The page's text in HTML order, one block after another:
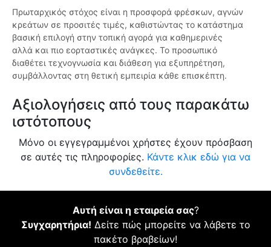
Πρωταρχικός στόχος είναι η προσφορά φρέσκων, αγνών
κρεάτων σε προσιτές τιμές, καθιστώντας το κατάστημα
βασική επιλογή στην τοπική αγορά για καθημερινές
αλλά και πιο εορταστικές ανάγκες. Το προσωπικό
διαθέτει τεχνογνωσία και διάθεση για εξυπηρέτηση,
συμβάλλοντας στη θετική εμπειρία κάθε επισκέπτη.
Αξιολογήσεις από τους παρακάτω
ιστότοπους
Μόνο οι εγγεγραμμένοι χρήστες έχουν πρόσβαση
σε αυτές τις πληροφορίες. Κάντε κλικ εδώ για να
συνδεθείτε.
Αυτή είναι η εταιρεία σας?
Συγχαρητήρια! Δείτε πώς μπορείτε να λάβετε το
πακέτο βραβείων!